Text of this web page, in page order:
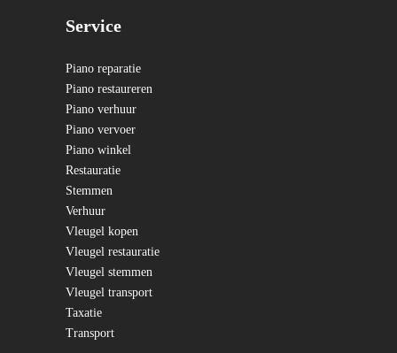
Service
Piano reparatie
Piano restaureren
Piano verhuur
Piano vervoer
Piano winkel
Restauratie
Stemmen
Verhuur
Vleugel kopen
Vleugel restauratie
Vleugel stemmen
Vleugel transport
Taxatie
Transport